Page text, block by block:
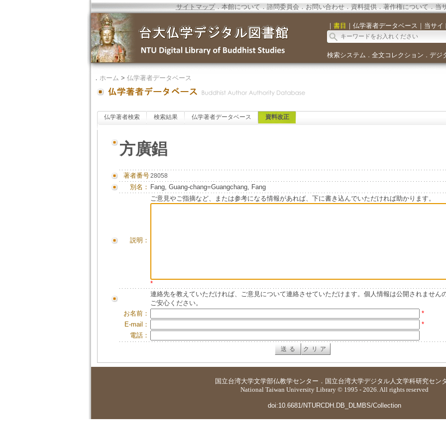
サイトマップ．本館について．諮問委員会． お問い合わせ． 資料提供．著作権について．当
｜ 書目 ｜ 仏学著者データベース ｜ 当サイ
検索システム ． 全文コレクション ． デジ
． ホーム > 仏学著者データベース
仏学著者検索 検索結果 仏学著者データベース 資料改正
方廣錩
著者番号28058
別名： Fang, Guang-chang=Guangchang, Fang
説明：
ご意見やご指摘など、または参考になる情報があれば、下に書き込んでいただければ助かります。
*
連絡先を教えていただければ、ご意見について連絡させていただけます。個人情報は公開されません
ご安心ください。
お名前：
*
E-mail：
*
電話：
国立台湾大学文学部仏教学センター ． 国立台湾大学デジタル人文学科研究セン
National Taiwan University Library © 1995 - 2026. All rights reserved
doi:10.6681/NTURCDH.DB_DLMBS/Collection